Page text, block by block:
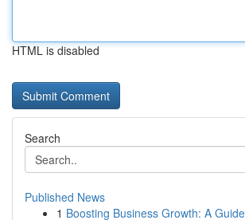
HTML is disabled
Search
Published News
1 Boosting Business Growth: A